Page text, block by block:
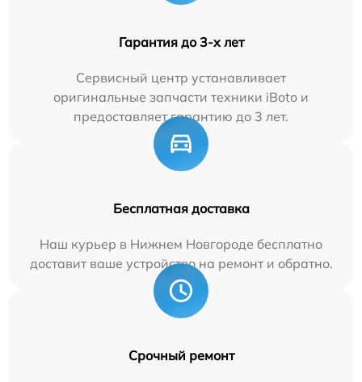
Гарантия до 3-х лет
Сервисный центр устанавливает
оригинальные запчасти техники iBoto и
предоставляет гарантию до 3 лет.
Бесплатная доставка
Наш курьер в Нижнем Новгороде бесплатно
доставит ваше устройство на ремонт и обратно.
Срочный ремонт